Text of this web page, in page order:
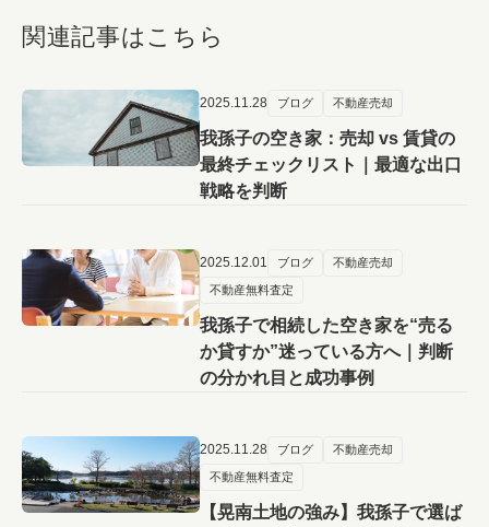
関連記事はこちら
2025.11.28 ブログ 不動産売却
我孫子の空き家：売却 vs 賃貸の
最終チェックリスト｜最適な出口
戦略を判断
2025.12.01 ブログ 不動産売却
不動産無料査定
我孫子で相続した空き家を“売る
か貸すか”迷っている方へ｜判断
の分かれ目と成功事例
2025.11.28 ブログ 不動産売却
不動産無料査定
【晃南土地の強み】我孫子で選ば